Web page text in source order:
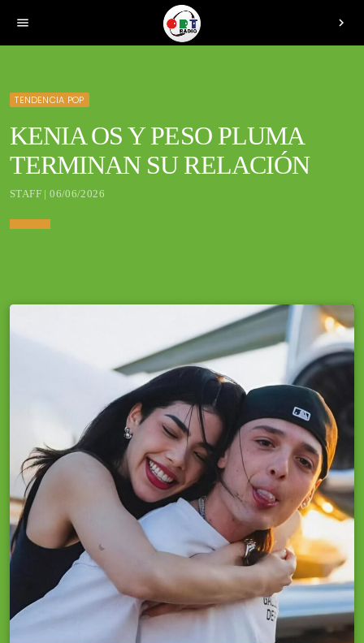
menu chevron_right
TENDENCIA POP
KENIA OS Y PESO PLUMA
TERMINAN SU RELACIÓN
STAFF | 06/06/2026